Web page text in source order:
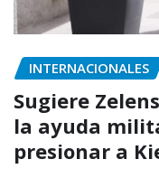
INTERNACIONALES
Sugiere
la ayuda
presionar a